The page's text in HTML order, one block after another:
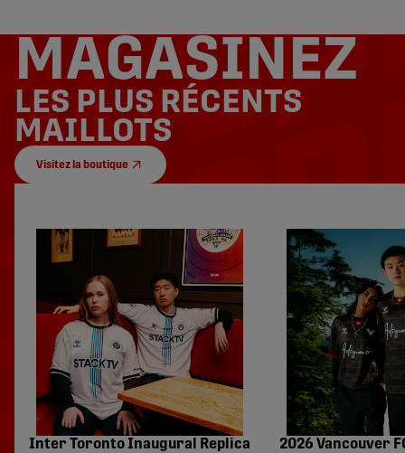
MAGASINEZ
LES PLUS RÉCENTS
MAILLOTS
Visitez la boutique
Inter Toronto Inaugural Replica
2026 Vancouver